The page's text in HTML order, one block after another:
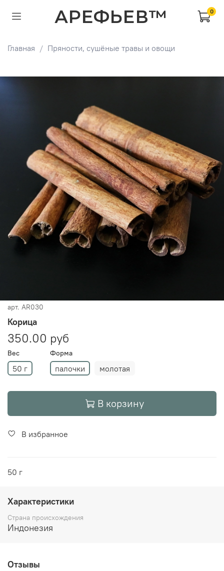
АРЕФЬЕВ™ 0
Главная Пряности, сушёные травы и овощи
арт. AR030
Корица
350.00 руб
Вес
50 г
Форма
палочки молотая
В корзину
В избранное
50 г
Характеристики
Страна происхождения
Индонезия
Отзывы